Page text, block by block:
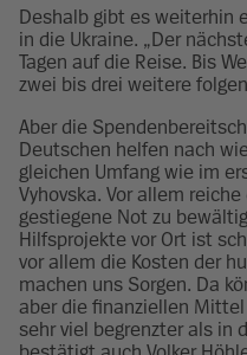
Deshalb gibt es weiterhin
in die Ukraine. „Der
Tagen auf die Reise. Bis
zwei bis drei weitere
Aber die
Deutschen helfen nach
gleichen Umfang wie im
Vyhovska. Vor allem
gestiegene Not zu
Hilfsprojekte vor Ort ist
vor allem die Kosten der
machen uns Sorgen. Da
aber die finanziellen
sehr viel begrenzter als in